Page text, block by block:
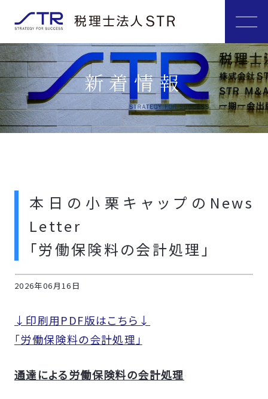
新着情報
本日の小栗キャップのNews
Letter
「労働保険料の会計処理」
2026年06月16日
↓印刷用PDF版はこちら↓
「労働保険料の会計処理」
通達による労働保険料の会計処理